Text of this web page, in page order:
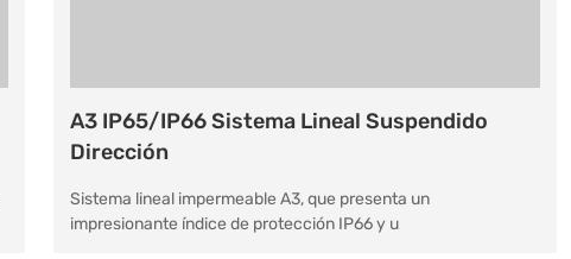
A3 IP65/IP66 Sistema Lineal Suspendido
Dirección
Sistema lineal impermeable A3, que presenta un
impresionante índice de protección IP66 y u